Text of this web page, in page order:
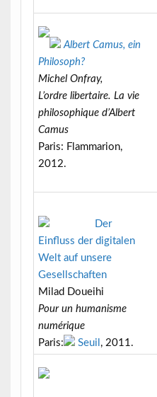
Albert Camus, ein
Philosoph?
Michel Onfray,
L’ordre libertaire. La vie
philosophique d’Albert
Camus
Paris: Flammarion,
2012.
Der
Einfluss der digitalen
Welt auf unsere
Gesellschaften
Milad Doueihi
Pour un humanisme
numérique
Paris:
Seuil , 2011.